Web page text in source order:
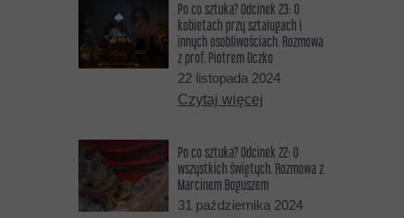
Po co sztuka? Odcinek 23: O
kobietach przy sztalugach i
innych osobliwościach. Rozmowa
z prof. Piotrem Oczko
22 listopada 2024
Czytaj więcej
Po co sztuka? Odcinek 22: O
wszystkich świętych. Rozmowa z
Marcinem Boguszem
31 października 2024